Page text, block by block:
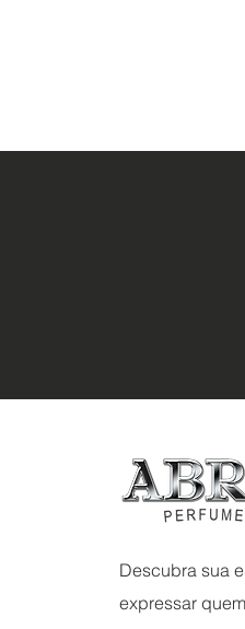
Descubra sua
expressar